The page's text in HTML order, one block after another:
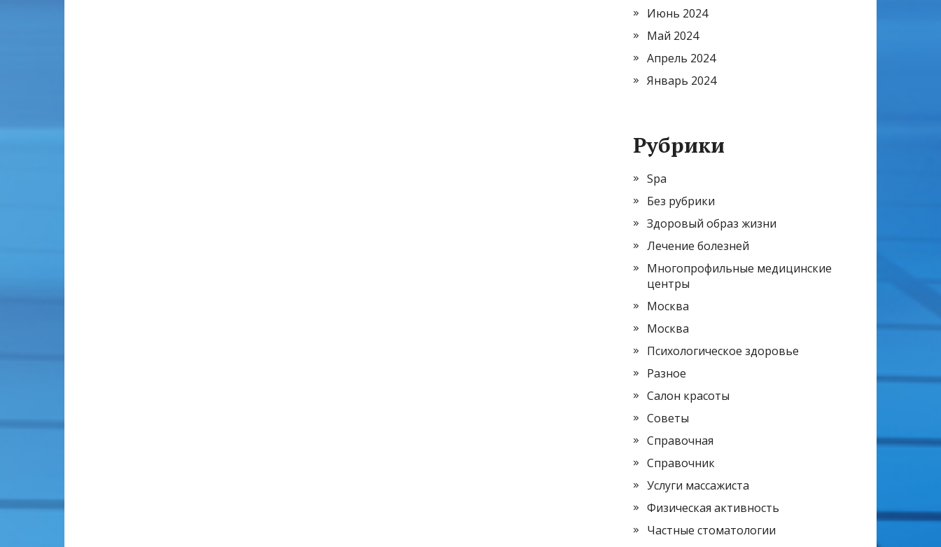
Июнь 2024
Май 2024
Апрель 2024
Январь 2024
Рубрики
Spa
Без рубрики
Здоровый образ жизни
Лечение болезней
Многопрофильные медицинские
центры
Москва
Москва
Психологическое здоровье
Разное
Салон красоты
Советы
Справочная
Справочник
Услуги массажиста
Физическая активность
Частные стоматологии